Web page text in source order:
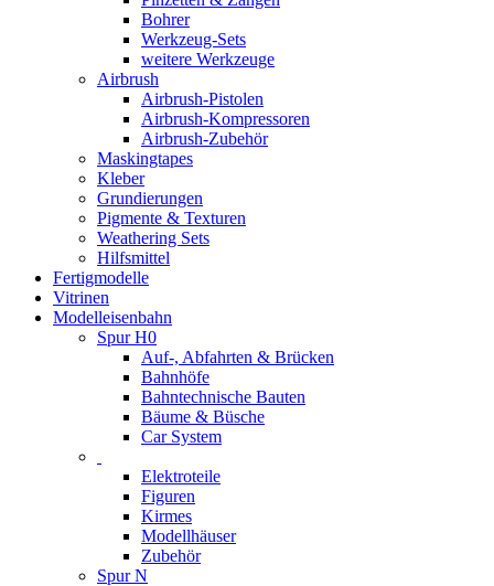
Bohrer
Werkzeug-Sets
weitere Werkzeuge
Airbrush
Airbrush-Pistolen
Airbrush-Kompressoren
Airbrush-Zubehör
Maskingtapes
Kleber
Grundierungen
Pigmente & Texturen
Weathering Sets
Hilfsmittel
Fertigmodelle
Vitrinen
Modelleisenbahn
Spur H0
Auf-, Abfahrten & Brücken
Bahnhöfe
Bahntechnische Bauten
Bäume & Büsche
Car System
Elektroteile
Figuren
Kirmes
Modellhäuser
Zubehör
Spur N